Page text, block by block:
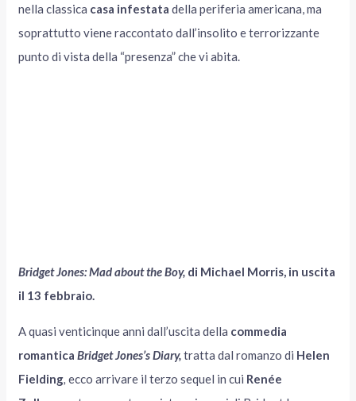
nella classica casa infestata della periferia americana, ma
soprattutto viene raccontato dall’insolito e terrorizzante
punto di vista della “presenza” che vi abita.
Bridget Jones: Mad about the Boy, di Michael Morris, in uscita
il 13 febbraio.
A quasi venticinque anni dall’uscita della commedia
romantica Bridget Jones’s Diary,tratta dal romanzo di Helen
Fielding, ecco arrivare il terzo sequel in cui Renée